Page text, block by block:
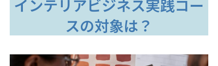
インテリアビジネス実践コー
スの対象は？